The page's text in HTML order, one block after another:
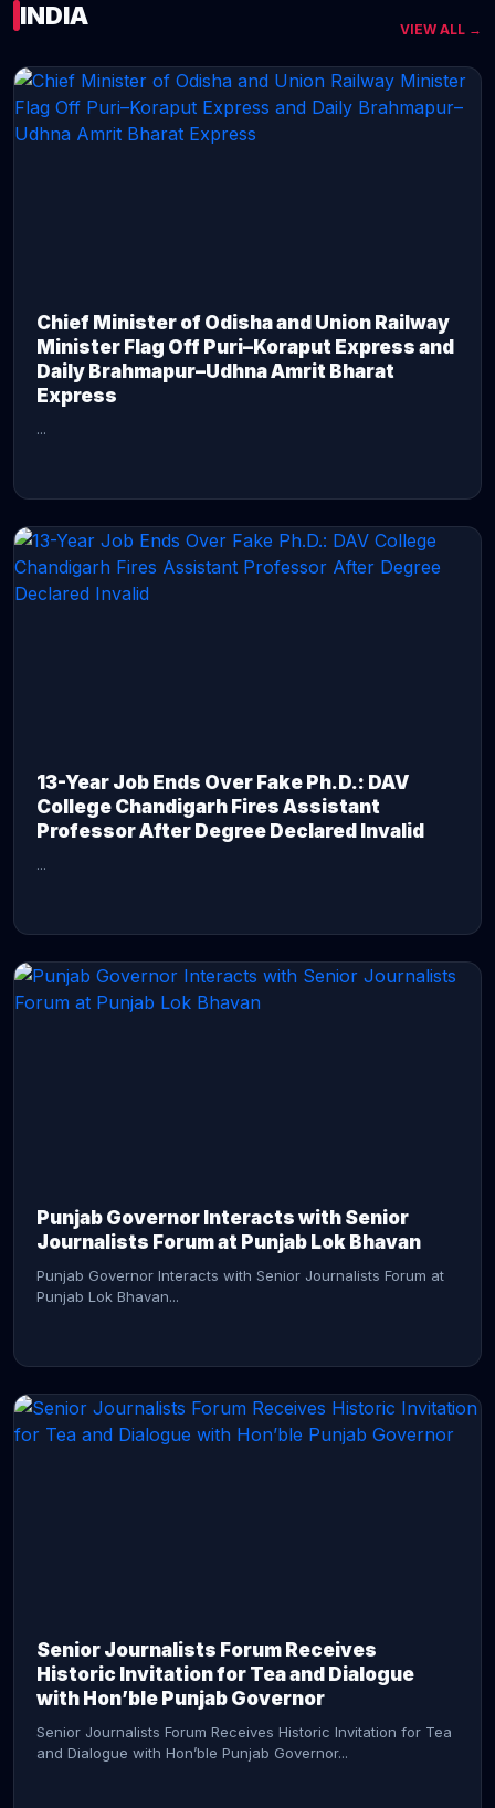
INDIA VIEW ALL →
Chief Minister of Odisha and Union Railway
Minister Flag Off Puri–Koraput Express and
Daily Brahmapur–Udhna Amrit Bharat
Express
...
13-Year Job Ends Over Fake Ph.D.: DAV
College Chandigarh Fires Assistant
Professor After Degree Declared Invalid
...
Punjab Governor Interacts with Senior
Journalists Forum at Punjab Lok Bhavan
Punjab Governor Interacts with Senior Journalists Forum at
Punjab Lok Bhavan...
Senior Journalists Forum Receives
Historic Invitation for Tea and Dialogue
with Hon’ble Punjab Governor
Senior Journalists Forum Receives Historic Invitation for Tea
and Dialogue with Hon’ble Punjab Governor...